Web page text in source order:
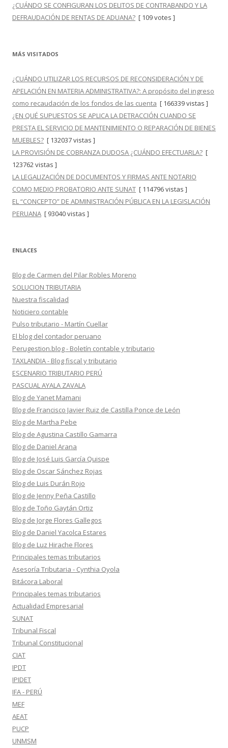
¿CUÁNDO SE CONFIGURAN LOS DELITOS DE CONTRABANDO Y LA
DEFRAUDACIÓN DE RENTAS DE ADUANA? [ 109 votes ]
MÁS VISITADOS
¿CUÁNDO UTILIZAR LOS RECURSOS DE RECONSIDERACIÓN Y DE
APELACIÓN EN MATERIA ADMINISTRATIVA?: A propósito del ingreso
como recaudación de los fondos de las cuenta [ 166339 vistas ]
¿EN QUÉ SUPUESTOS SE APLICA LA DETRACCIÓN CUANDO SE
PRESTA EL SERVICIO DE MANTENIMIENTO O REPARACIÓN DE BIENES
MUEBLES? [ 132037 vistas ]
LA PROVISIÓN DE COBRANZA DUDOSA ¿CUÁNDO EFECTUARLA? [
123762 vistas ]
LA LEGALIZACIÓN DE DOCUMENTOS Y FIRMAS ANTE NOTARIO
COMO MEDIO PROBATORIO ANTE SUNAT [ 114796 vistas ]
EL “CONCEPTO” DE ADMINISTRACIÓN PÚBLICA EN LA LEGISLACIÓN
PERUANA [ 93040 vistas ]
ENLACES
Blog de Carmen del Pilar Robles Moreno
SOLUCION TRIBUTARIA
Nuestra fiscalidad
Noticiero contable
Pulso tributario - Martín Cuellar
El blog del contador peruano
Perugestion.blog - Boletín contable y tributario
TAXLANDIA - Blog fiscal y tributario
ESCENARIO TRIBUTARIO PERÚ
PASCUAL AYALA ZAVALA
Blog de Yanet Mamani
Blog de Francisco Javier Ruiz de Castilla Ponce de León
Blog de Martha Pebe
Blog de Agustina Castillo Gamarra
Blog de Daniel Arana
Blog de José Luis García Quispe
Blog de Oscar Sánchez Rojas
Blog de Luis Durán Rojo
Blog de Jenny Peña Castillo
Blog de Toño Gaytán Ortiz
Blog de Jorge Flores Gallegos
Blog de Daniel Yacolca Estares
Blog de Luz Hirache Flores
Principales temas tributarios
Asesoría Tributaria - Cynthia Oyola
Bitácora Laboral
Principales temas tributarios
Actualidad Empresarial
SUNAT
Tribunal Fiscal
Tribunal Constitucional
CIAT
IPDT
IPIDET
IFA - PERÚ
MEF
AEAT
PUCP
UNMSM